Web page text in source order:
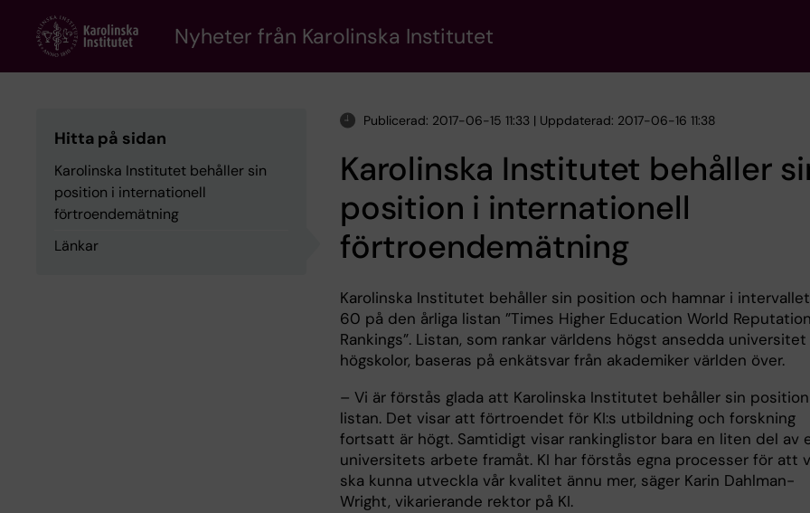
content
Nyheter från Karolinska Institutet
Hitta på sidan
Karolinska Institutet behåller sin
position i internationell
förtroendemätning
Länkar
Publicerad: 2017-06-15 11:33 | Uppdaterad: 2017-06-16 11:38
Karolinska Institutet behåller
position i internationell
förtroendemätning
Karolinska Institutet behåller sin position och hamnar i
60 på den årliga listan ”Times Higher Education World Reputation
Rankings”. Listan, som rankar världens högst ansedda
högskolor, baseras på enkätsvar från akademiker världen över.
– Vi är förstås glada att Karolinska Institutet behåller sin
listan. Det visar att förtroendet för KI:s utbildning och forskning
fortsatt är högt. Samtidigt visar rankinglistor bara en liten del av
universitets arbete framåt. KI har förstås egna processer för att
ska kunna utveckla vår kvalitet ännu mer, säger Karin Dahlman-
Wright, vikarierande rektor på KI.